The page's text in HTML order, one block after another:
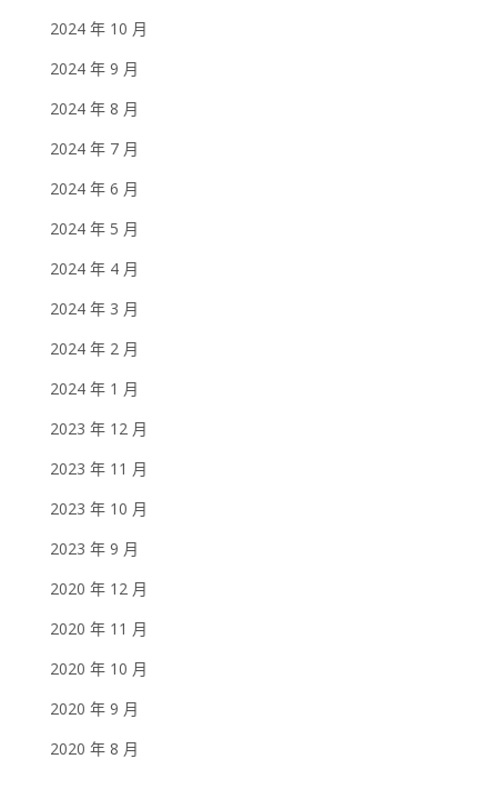
2024 年 10 月
2024 年 9 月
2024 年 8 月
2024 年 7 月
2024 年 6 月
2024 年 5 月
2024 年 4 月
2024 年 3 月
2024 年 2 月
2024 年 1 月
2023 年 12 月
2023 年 11 月
2023 年 10 月
2023 年 9 月
2020 年 12 月
2020 年 11 月
2020 年 10 月
2020 年 9 月
2020 年 8 月